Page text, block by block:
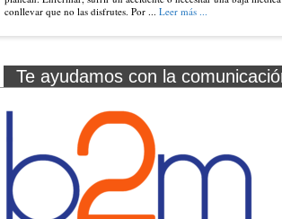
conllevar que no las disfrutes. Por ... Leer más ...
Te ayudamos con la